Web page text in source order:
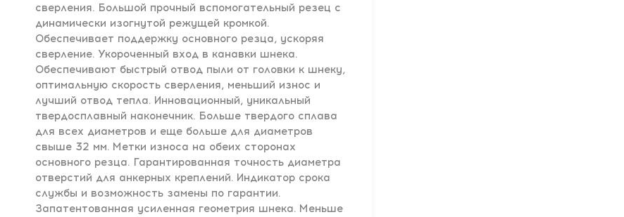
сверления. Большой прочный вспомогательный резец с
динамически изогнутой режущей кромкой.
Обеспечивает поддержку основного резца, ускоряя
сверление. Укороченный вход в канавки шнека.
Обеспечивают быстрый отвод пыли от головки к шнеку,
оптимальную скорость сверления, меньший износ и
лучший отвод тепла. Инновационный, уникальный
твердосплавный наконечник. Больше твердого сплава
для всех диаметров и еще больше для диаметров
свыше 32 мм. Метки износа на обеих сторонах
основного резца. Гарантированная точность диаметра
отверстий для анкерных креплений. Индикатор срока
службы и возможность замены по гарантии.
Запатентованная усиленная геометрия шнека. Меньше